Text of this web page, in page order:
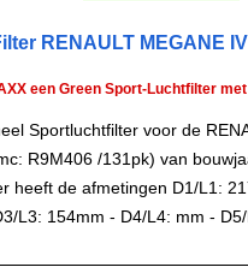
RENAULT MEGANE IV
een Green Sport-Luchtfilter
Sportluchtfilter voor de
R9M406 /131pk) van
heeft de afmetingen D1/L1:
L3: 154mm - D4/L4: mm -